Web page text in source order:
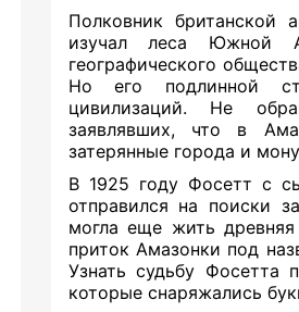
Полковник британской
изучал леса Южной
географического
Но его подлинной
цивилизаций. Не
заявлявших, что в
затерянные города и
В 1925 году Фосетт с
отправился на поиски
могла еще жить
приток Амазонки под
Узнать судьбу
которые снаряжались